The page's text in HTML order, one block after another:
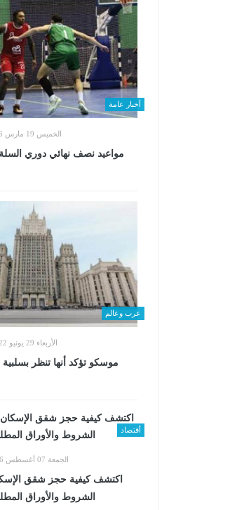
أخبار عامة
الخميس 19 مارس 2026 02:13 مساءً
مواعيد نصف نهائي دوري السلة
عرب وعالم
الأربعاء 29 يونيو 2022 01:10 مساءً
موسكو تؤكد أنها تنظر بسلبية
أقتصاد
الجمعة 07 أغسطس 2026 01:02 صباحاً
الشروط والأوراق